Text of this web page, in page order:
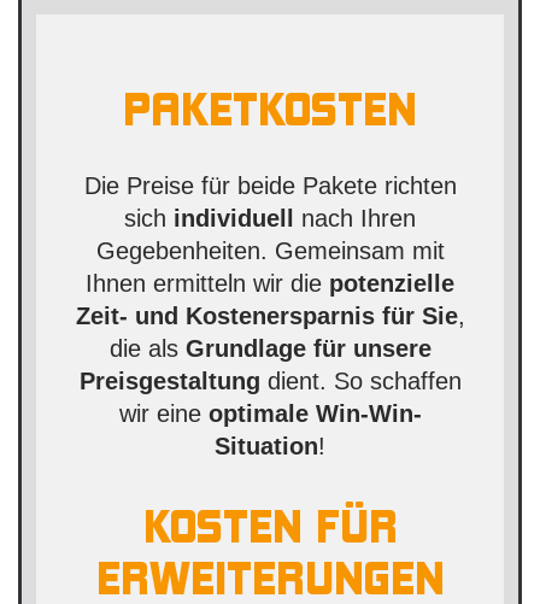
PAKETKOSTEN
Die Preise für beide Pakete richten
sich individuell nach Ihren
Gegebenheiten. Gemeinsam mit
Ihnen ermitteln wir die potenzielle
Zeit- und Kostenersparnis für Sie,
die als Grundlage für unsere
Preisgestaltung dient. So schaffen
wir eine optimale Win-Win-
Situation!
KOSTEN FÜR
ERWEITERUNGEN